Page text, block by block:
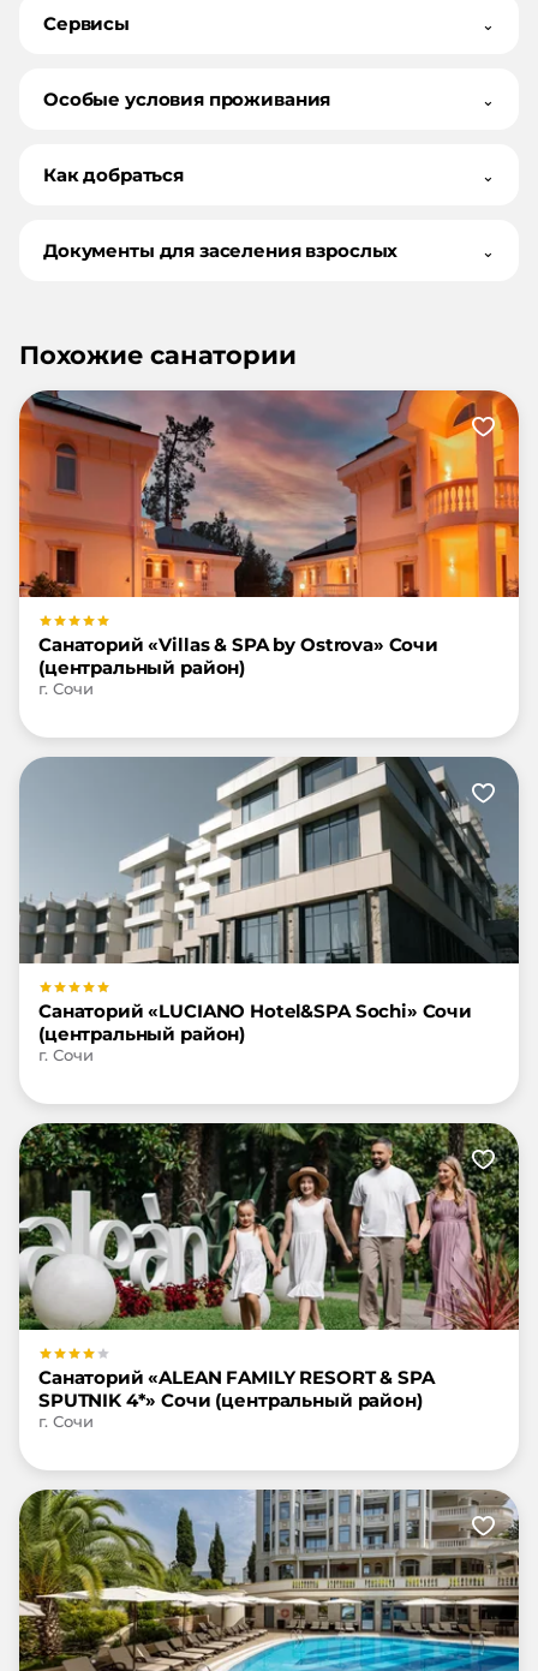
Сервисы ⌄
Особые условия проживания ⌄
Как добраться ⌄
Документы для заселения взрослых ⌄
Похожие санатории
Санаторий «Villas & SPA by Ostrova» Сочи
(центральный район)
г. Сочи
Санаторий «LUCIANO Hotel&SPA Sochi» Сочи
(центральный район)
г. Сочи
Санаторий «ALEAN FAMILY RESORT & SPA
SPUTNIK 4*» Сочи (центральный район)
г. Сочи